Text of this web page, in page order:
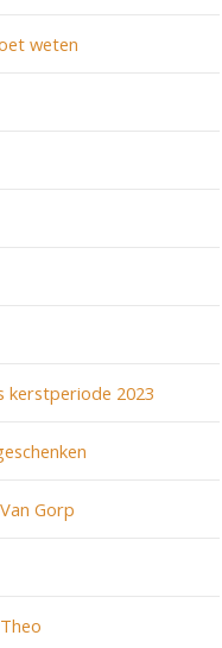
weten
kerstperiode 2023
Gorp